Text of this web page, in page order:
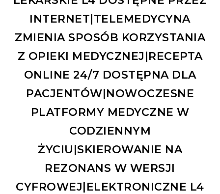
INTERNET|TELEMEDYCYNA
ZMIENIA SPOSÓB KORZYSTANIA
Z OPIEKI MEDYCZNEJ|RECEPTA
ONLINE 24/7 DOSTĘPNA DLA
PACJENTÓW|NOWOCZESNE
PLATFORMY MEDYCZNE W
CODZIENNYM
ŻYCIU|SKIEROWANIE NA
REZONANS W WERSJI
CYFROWEJ|ELEKTRONICZNE L4